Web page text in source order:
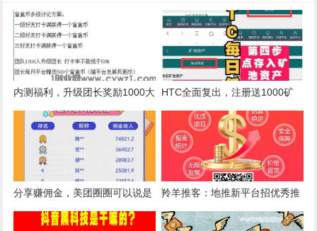
内测福利，升级团长奖励1000大
洋，快来加入
HTC全面复出，注册送1000矿
池资产，商城月底开放
分享赚佣金，美团圈圈可以说是
最近的新风口，只要简单的分享
羚羊推客：地推新平台招优秀推
手，价格高，邀请代扶持